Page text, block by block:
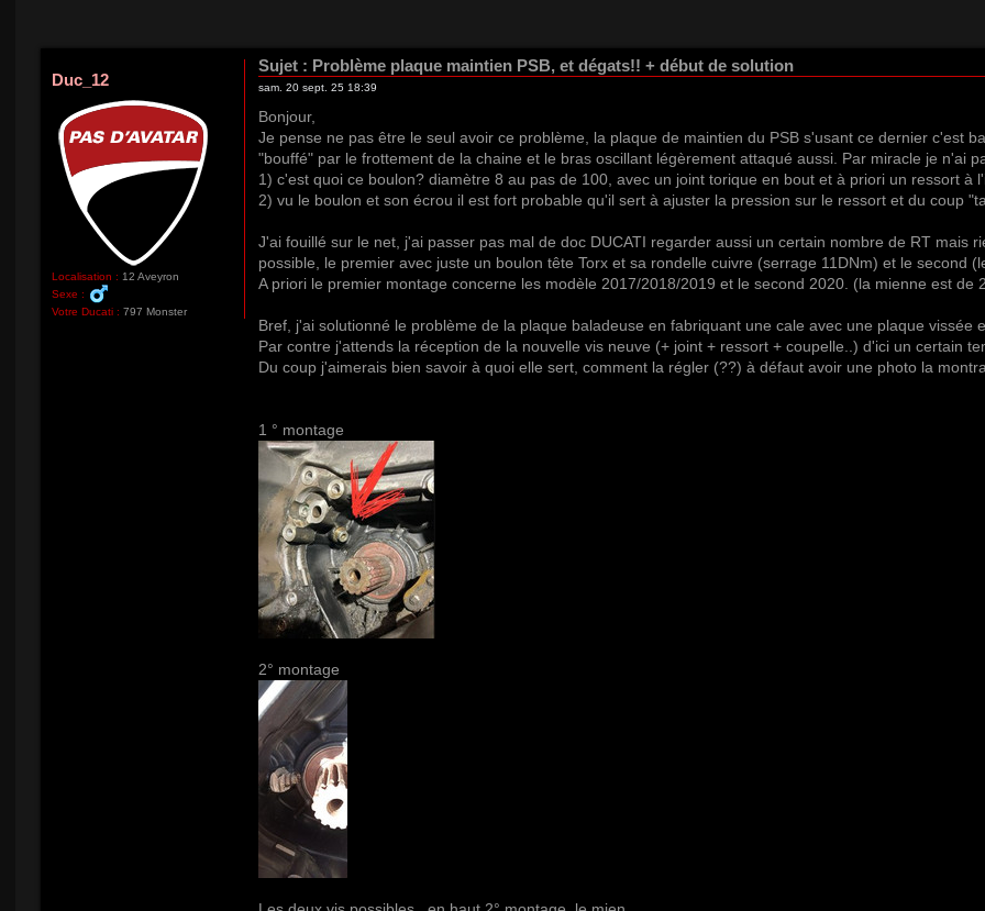
Duc_12
Localisation : 12 Aveyron
Sexe :
Votre Ducati : 797 Monster
Sujet : Problème plaque maintien PSB, et dégats!! + début de solution
sam. 20 sept. 25 18:39
Bonjour,
Je pense ne pas être le seul avoir ce problème, la plaque de maintien du PSB s'usant ce dernier c'est
"bouffé" par le frottement de la chaine et le bras oscillant légèrement attaqué aussi. Par miracle je n'ai
1) c'est quoi ce boulon? diamètre 8 au pas de 100, avec un joint torique en bout et à priori un ressort à
2) vu le boulon et son écrou il est fort probable qu'il sert à ajuster la pression sur le ressort et du coup
J'ai fouillé sur le net, j'ai passer pas mal de doc DUCATI regarder aussi un certain nombre de RT mais
possible, le premier avec juste un boulon tête Torx et sa rondelle cuivre (serrage 11DNm) et le second
A priori le premier montage concerne les modèle 2017/2018/2019 et le second 2020. (la mienne est de
Bref, j'ai solutionné le problème de la plaque baladeuse en fabriquant une cale avec une plaque vissée
Par contre j'attends la réception de la nouvelle vis neuve (+ joint + ressort + coupelle..) d'ici un certain
Du coup j'aimerais bien savoir à quoi elle sert, comment la régler (??) à défaut avoir une photo la
1 ° montage
2° montage